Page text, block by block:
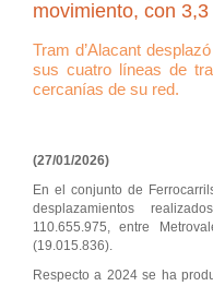
movimiento, con
Tram d’Alacant
sus cuatro líneas de
cercanías de su red.
(27/01/2026)
En el conjunto de
desplazamientos
110.655.975, entre
(19.015.836).
Respecto a 2024 se ha